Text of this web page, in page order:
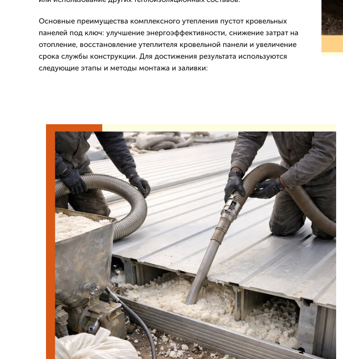
Основные преимущества комплексного утепления пустот кровельных
панелей под ключ: улучшение энергоэффективности, снижение затрат на
отопление, восстановление утеплителя кровельной панели и увеличение
срока службы конструкции. Для достижения результата используются
следующие этапы и методы монтажа и заливки: